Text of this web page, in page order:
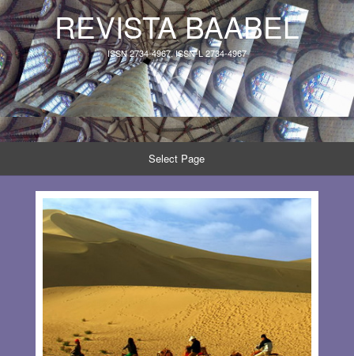
REVISTA BAABEL
ISSN 2734-4967, ISSN-L 2734-4967
Select Page